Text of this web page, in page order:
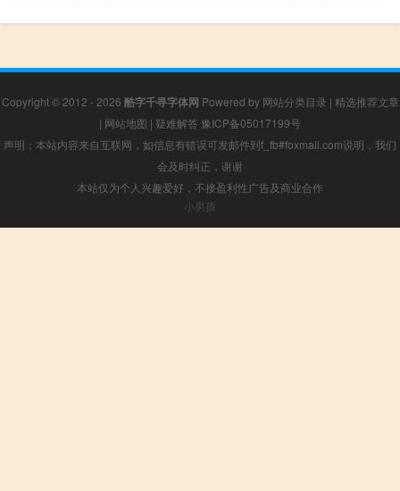
Copyright © 2012 - 2026 酷字千寻字体网 Powered by 网站分类目录 | 精选推荐文章
| 网站地图 | 疑难解答 豫ICP备05017199号
声明：本站内容来自互联网，如信息有错误可发邮件到f_fb#foxmail.com说明，我们
会及时纠正，谢谢
本站仅为个人兴趣爱好，不接盈利性广告及商业合作
小男孩